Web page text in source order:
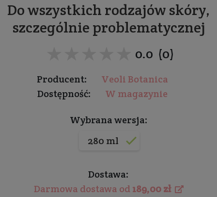
Do wszystkich rodzajów skóry,
szczególnie problematycznej
0.0 (0)
Producent:
Veoli Botanica
Dostępność:
W magazynie
Wybrana wersja:
280 ml
Dostawa:
Darmowa dostawa od189,00 zł